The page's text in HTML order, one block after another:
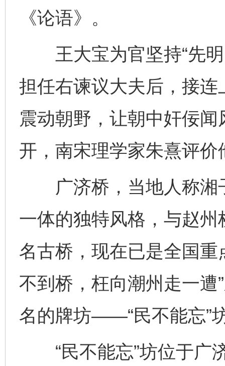
《论语》。
王大宝为官坚持“先明
担任右谏议大夫后，接
震动朝野，让朝中奸佞闻
开，南宋理学家朱熹评价
广济桥，当地人称湘
一体的独特风格，与赵
名古桥，现在已是全国重
不到桥，枉向潮州走一遭
名的牌坊——“民不能忘”
“民不能忘”坊位于广